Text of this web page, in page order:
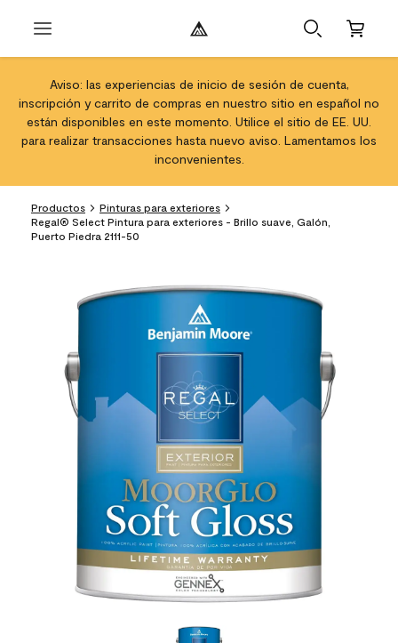
Aviso: las experiencias de inicio de sesión de cuenta,
inscripción y carrito de compras en nuestro sitio en español no
están disponibles en este momento. Utilice el sitio de EE. UU.
para realizar transacciones hasta nuevo aviso. Lamentamos los
inconvenientes.
Productos
Pinturas para exteriores
Regal® Select Pintura para exteriores - Brillo suave, Galón,
Puerto Piedra 2111-50